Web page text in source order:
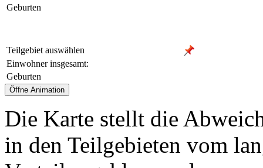
Geburten
Teilgebiet auswählen
Einwohner insgesamt:
Geburten
Die Karte stellt die
in den Teilgebieten vom